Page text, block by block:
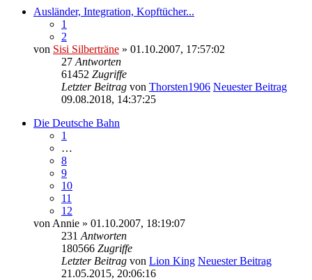
Ausländer, Integration, Kopftücher...
1
2
von Sisi Silberträne » 01.10.2007, 17:57:02
27 Antworten
61452 Zugriffe
Letzter Beitrag von Thorsten1906 Neuester Beitrag
09.08.2018, 14:37:25
Die Deutsche Bahn
1
…
8
9
10
11
12
von Annie » 01.10.2007, 18:19:07
231 Antworten
180566 Zugriffe
Letzter Beitrag von Lion King Neuester Beitrag
21.05.2015, 20:06:16